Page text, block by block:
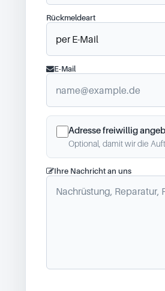
Rückmeldeart
E-Mail
Adresse freiwillig
Optional, damit wir die
Ihre Nachricht an uns